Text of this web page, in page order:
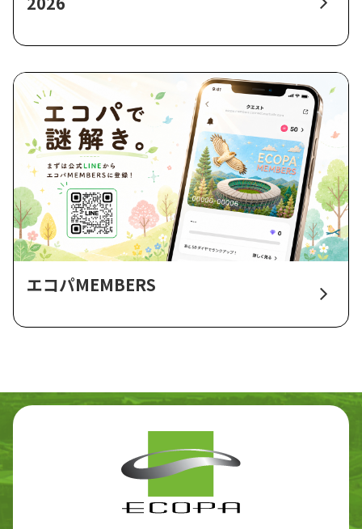
エコパMEMBERS